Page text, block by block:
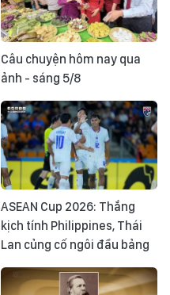
Câu chuyện hôm nay qua
ảnh - sáng 5/8
ASEAN Cup 2026: Thắng
kịch tính Philippines, Thái
Lan củng cố ngôi đầu bảng